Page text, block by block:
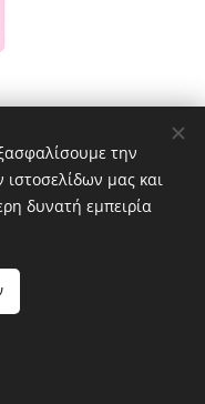
όλα τα δικαιώματα
Αττικής
την
μας και
δυνατή εμπειρία